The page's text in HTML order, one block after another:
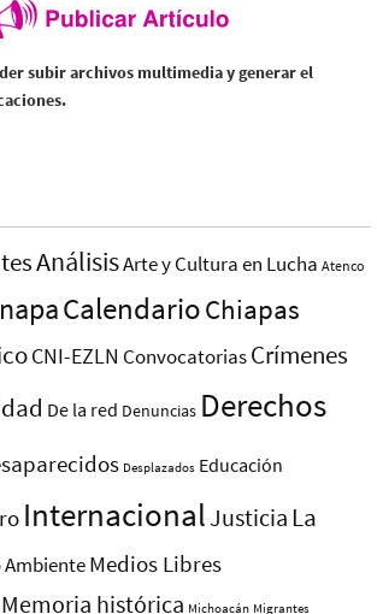
subir archivos multimedia y generar el
AnálisisArte y Cultura en Lucha Atenco
CalendarioChiapas
CNI-EZLN ConvocatoriasCrímenes
De la red Denuncias Derechos
Desplazados Educación
InternacionalJusticia La
AmbienteMedios Libres
Memoria histórica Michoacán Migrantes